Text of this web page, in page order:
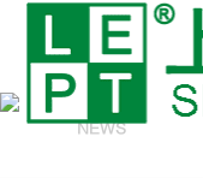
资讯中
NEWS